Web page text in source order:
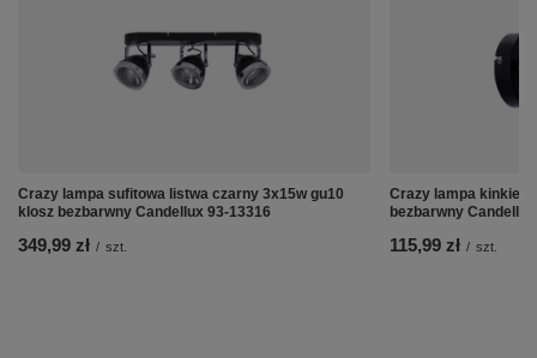
Crazy lampa sufitowa listwa czarny 3x15w gu10
klosz bezbarwny Candellux 93-13316
349,99 zł / szt.
Crazy lampa kinkiet
bezbarwny
115,99 zł / szt.